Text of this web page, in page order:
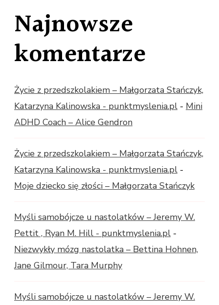
Najnowsze
komentarze
Życie z przedszkolakiem – Małgorzata Stańczyk,
Katarzyna Kalinowska - punktmyslenia.pl - Mini
ADHD Coach – Alice Gendron
Życie z przedszkolakiem – Małgorzata Stańczyk,
Katarzyna Kalinowska - punktmyslenia.pl -
Moje dziecko się złości – Małgorzata Stańczyk
Myśli samobójcze u nastolatków – Jeremy W.
Pettit , Ryan M. Hill - punktmyslenia.pl -
Niezwykły mózg nastolatka – Bettina Hohnen,
Jane Gilmour, Tara Murphy
Myśli samobójcze u nastolatków – Jeremy W.